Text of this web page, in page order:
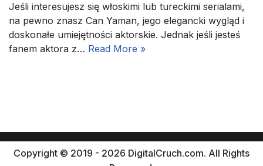
Jeśli interesujesz się włoskimi lub tureckimi serialami,
na pewno znasz Can Yaman, jego elegancki wygląd i
doskonałe umiejętności aktorskie. Jednak jeśli jesteś
fanem aktora z… Read More »
Copyright © 2019 - 2026 DigitalCruch.com. All Rights